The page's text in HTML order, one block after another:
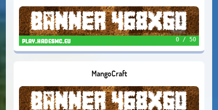
play.hadesmc.eu 0 / 50
MangoCraft